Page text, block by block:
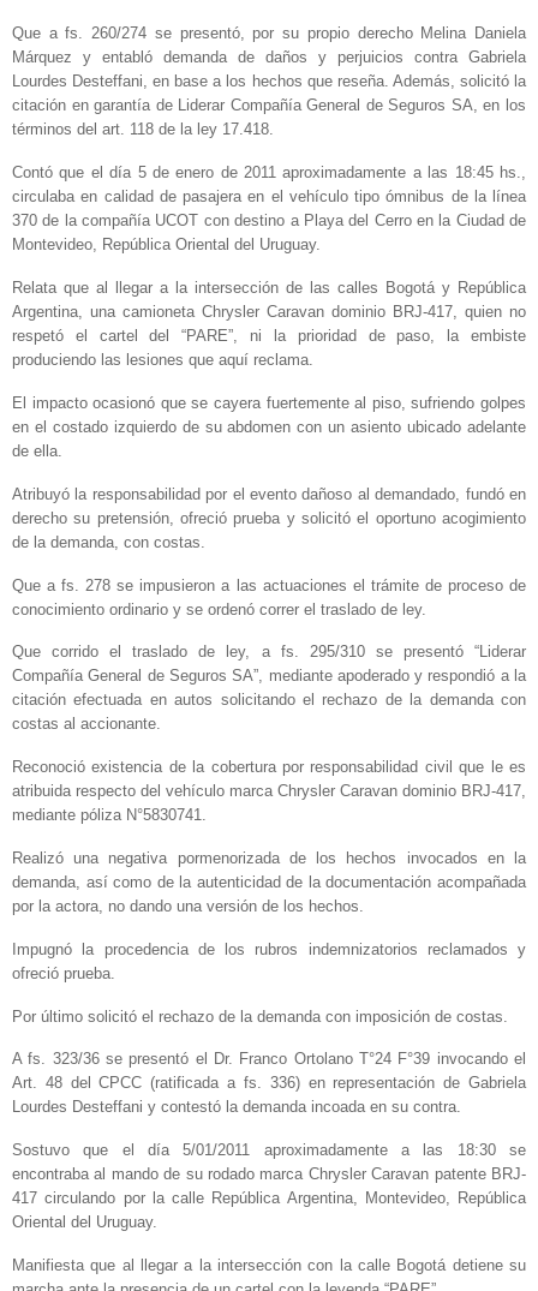
Que a fs. 260/274 se presentó, por su propio derecho Melina Daniela
Márquez y entabló demanda de daños y perjuicios contra Gabriela
Lourdes Desteffani, en base a los hechos que reseña. Además, solicitó la
citación en garantía de Liderar Compañía General de Seguros SA, en los
términos del art. 118 de la ley 17.418.
Contó que el día 5 de enero de 2011 aproximadamente a las 18:45 hs.,
circulaba en calidad de pasajera en el vehículo tipo ómnibus de la línea
370 de la compañía UCOT con destino a Playa del Cerro en la Ciudad de
Montevideo, República Oriental del Uruguay.
Relata que al llegar a la intersección de las calles Bogotá y República
Argentina, una camioneta Chrysler Caravan dominio BRJ-417, quien no
respetó el cartel del “PARE”, ni la prioridad de paso, la embiste
produciendo las lesiones que aquí reclama.
El impacto ocasionó que se cayera fuertemente al piso, sufriendo golpes
en el costado izquierdo de su abdomen con un asiento ubicado adelante
de ella.
Atribuyó la responsabilidad por el evento dañoso al demandado, fundó en
derecho su pretensión, ofreció prueba y solicitó el oportuno acogimiento
de la demanda, con costas.
Que a fs. 278 se impusieron a las actuaciones el trámite de proceso de
conocimiento ordinario y se ordenó correr el traslado de ley.
Que corrido el traslado de ley, a fs. 295/310 se presentó “Liderar
Compañía General de Seguros SA”, mediante apoderado y respondió a la
citación efectuada en autos solicitando el rechazo de la demanda con
costas al accionante.
Reconoció existencia de la cobertura por responsabilidad civil que le es
atribuida respecto del vehículo marca Chrysler Caravan dominio BRJ-417,
mediante póliza N°5830741.
Realizó una negativa pormenorizada de los hechos invocados en la
demanda, así como de la autenticidad de la documentación acompañada
por la actora, no dando una versión de los hechos.
Impugnó la procedencia de los rubros indemnizatorios reclamados y
ofreció prueba.
Por último solicitó el rechazo de la demanda con imposición de costas.
A fs. 323/36 se presentó el Dr. Franco Ortolano T°24 F°39 invocando el
Art. 48 del CPCC (ratificada a fs. 336) en representación de Gabriela
Lourdes Desteffani y contestó la demanda incoada en su contra.
Sostuvo que el día 5/01/2011 aproximadamente a las 18:30 se
encontraba al mando de su rodado marca Chrysler Caravan patente BRJ-
417 circulando por la calle República Argentina, Montevideo, República
Oriental del Uruguay.
Manifiesta que al llegar a la intersección con la calle Bogotá detiene su